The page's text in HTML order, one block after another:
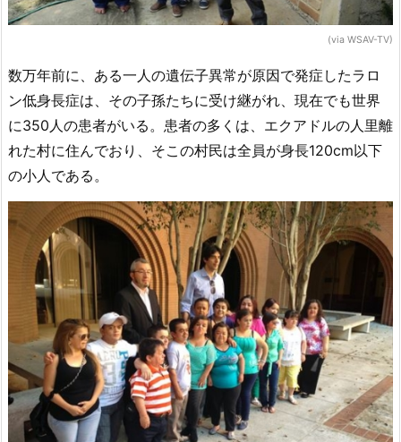
(via WSAV-TV)
数万年前に、ある一人の遺伝子異常が原因で発症したラロ
ン低身長症は、その子孫たちに受け継がれ、現在でも世界
に350人の患者がいる。患者の多くは、エクアドルの人里離
れた村に住んでおり、そこの村民は全員が身長120cm以下
の小人である。